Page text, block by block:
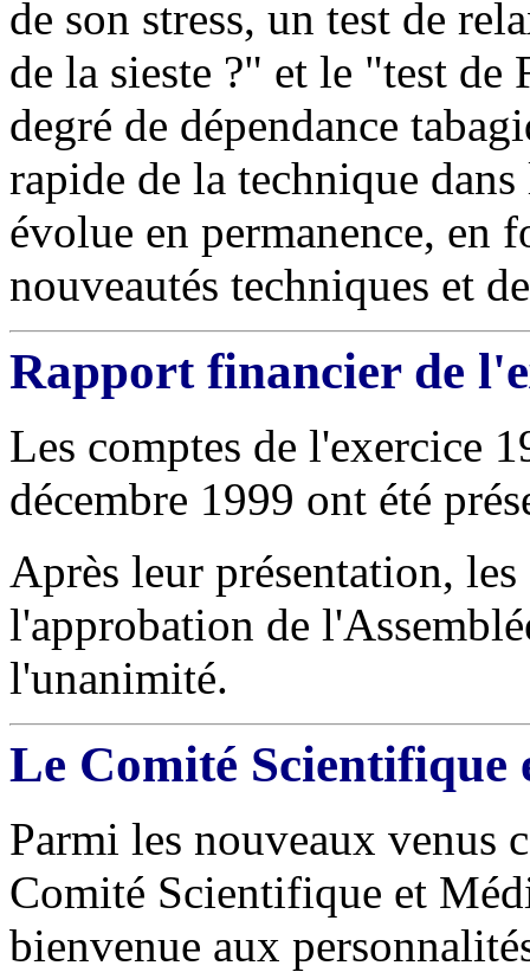
de son stress, un test de
de la sieste ?" et le "test
degré de dépendance
rapide de la technique
évolue en permanence, en
nouveautés techniques et
Rapport financier de
Les comptes de l'exercice
décembre 1999 ont été
Après leur présentation,
l'approbation de
l'unanimité.
Le Comité
Parmi les nouveaux venus
Comité Scientifique et
bienvenue aux